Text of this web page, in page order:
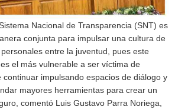
Nacional de Transparencia (SNT) es
conjunta para impulsar una cultura de
entre la juventud, pues este
el más vulnerable a ser víctima de
impulsando espacios de diálogo y
mayores herramientas para crear un
comentó Luis Gustavo Parra Noriega,